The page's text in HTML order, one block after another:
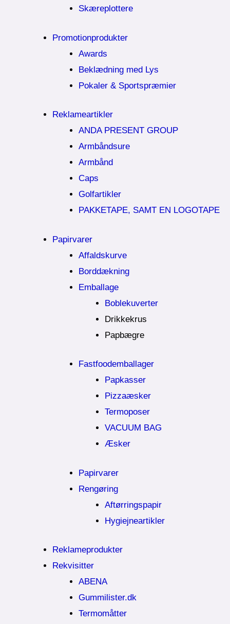
Skæreplottere
Promotionprodukter
Awards
Beklædning med Lys
Pokaler & Sportspræmier
Reklameartikler
ANDA PRESENT GROUP
Armbåndsure
Armbånd
Caps
Golfartikler
PAKKETAPE, SAMT EN LOGOTAPE
Papirvarer
Affaldskurve
Borddækning
Emballage
Boblekuverter
Drikkekrus
Papbægre
Fastfoodemballager
Papkasser
Pizzaæsker
Termoposer
VACUUM BAG
Æsker
Papirvarer
Rengøring
Aftørringspapir
Hygiejneartikler
Reklameprodukter
Rekvisitter
ABENA
Gummilister.dk
Termomåtter